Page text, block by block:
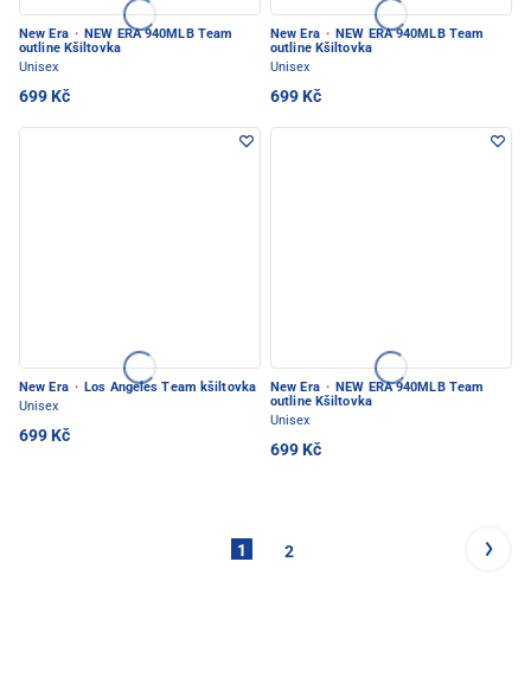
New Era · NEW ERA 940MLB Team
outline Kšiltovka
Unisex
699 Kč
New Era · NEW ERA 940MLB Team
outline Kšiltovka
Unisex
699 Kč
New Era · Los Angeles Team kšiltovka
Unisex
699 Kč
New Era · NEW ERA 940MLB Team
outline Kšiltovka
Unisex
699 Kč
1 2